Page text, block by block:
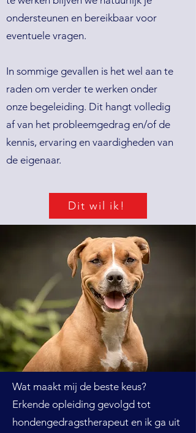
ondersteunen en bereikbaar voor
eventuele vragen.
In sommige gevallen is het wel aan te
raden om verder te werken onder
onze begeleiding. Dit hangt volledig
af van het probleemgedrag en/of de
kennis, ervaring en vaardigheden van
de eigenaar.
Dit wil ik!
Wat maakt mij de beste keus?
Erkende opleiding gevolgd tot
hondengedragstherapeut en ik ga uit